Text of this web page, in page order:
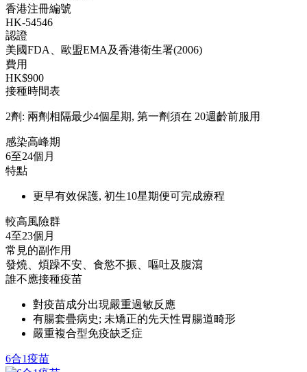
香港注冊編號
HK-54546
認證
美國FDA、歐盟EMA及香港衛生署(2006)
費用
HK$900
接種時間表
2劑: 兩劑相隔最少4個星期, 第一劑須在 20週齡前服用
感染高峰期
6至24個月
特點
更早有效保護, 初生10星期便可完成療程
較高風險群
4至23個月
常見的副作用
發燒、煩躁不安、食慾不振、嘔吐及腹瀉
誰不應接種疫苗
對疫苗成分出現嚴重過敏反應
有腸套疊病史; 未矯正的先天性胃腸道畸形
嚴重複合型免疫缺乏症
6合1疫苗